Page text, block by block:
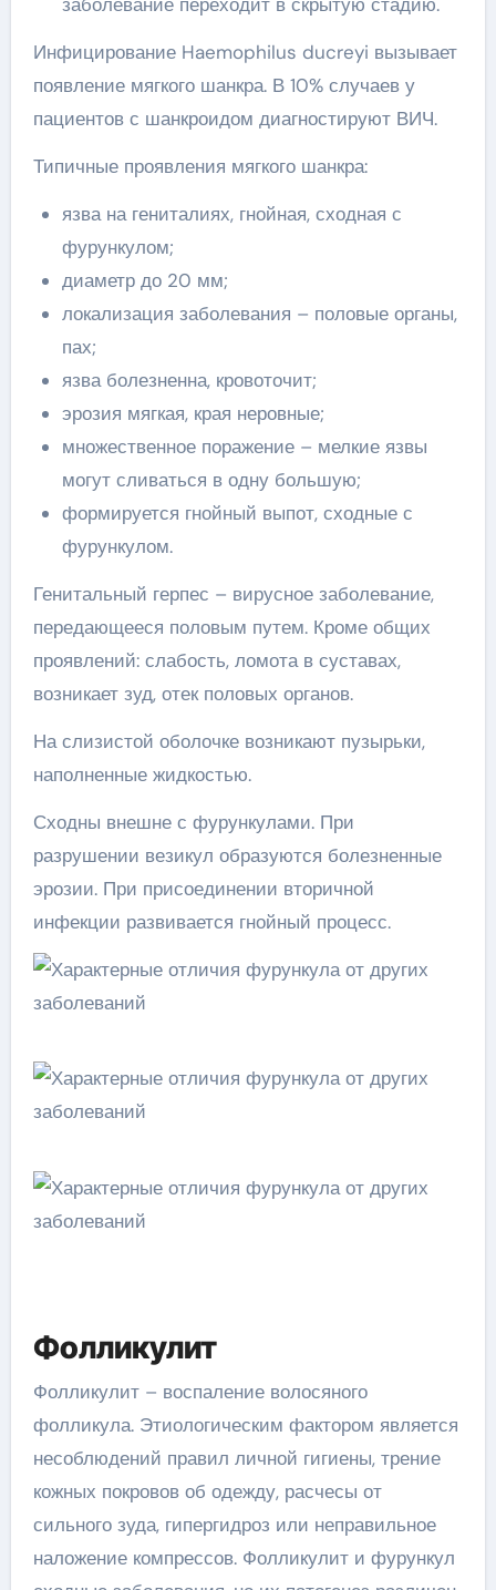
Инфицирование Haemophilus ducreyi вызывает
появление мягкого шанкра. В 10% случаев у
пациентов с шанкроидом диагностируют ВИЧ.
Типичные проявления мягкого шанкра:
язва на гениталиях, гнойная, сходная с
фурункулом;
диаметр до 20 мм;
локализация заболевания – половые органы,
пах;
язва болезненна, кровоточит;
эрозия мягкая, края неровные;
множественное поражение – мелкие язвы
могут сливаться в одну большую;
формируется гнойный выпот, сходные с
фурункулом.
Генитальный герпес – вирусное заболевание,
передающееся половым путем. Кроме общих
проявлений: слабость, ломота в суставах,
возникает зуд, отек половых органов.
На слизистой оболочке возникают пузырьки,
наполненные жидкостью.
Сходны внешне с фурункулами. При
разрушении везикул образуются болезненные
эрозии. При присоединении вторичной
инфекции развивается гнойный процесс.
Фолликулит
Фолликулит – воспаление волосяного
фолликула. Этиологическим фактором является
несоблюдений правил личной гигиены, трение
кожных покровов об одежду, расчесы от
сильного зуда, гипергидроз или неправильное
наложение компрессов. Фолликулит и фурункул